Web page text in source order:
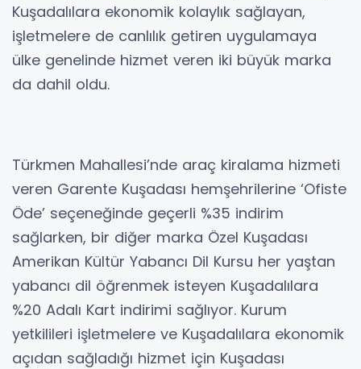
Kuşadalılara ekonomik kolaylık sağlayan,
işletmelere de canlılık getiren uygulamaya
ülke genelinde hizmet veren iki büyük marka
da dahil oldu.
Türkmen Mahallesi’nde araç kiralama hizmeti
veren Garente Kuşadası hemşehrilerine ‘Ofiste
Öde’ seçeneğinde geçerli %35 indirim
sağlarken, bir diğer marka Özel Kuşadası
Amerikan Kültür Yabancı Dil Kursu her yaştan
yabancı dil öğrenmek isteyen Kuşadalılara
%20 Adalı Kart indirimi sağlıyor. Kurum
yetkilileri işletmelere ve Kuşadalılara ekonomik
açıdan sağladığı hizmet için Kuşadası